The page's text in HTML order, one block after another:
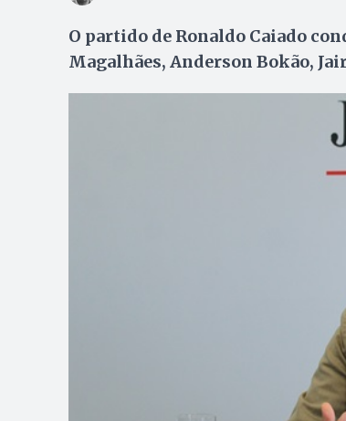
O partido de Ronaldo Caiado
Magalhães, Anderson Bokão,